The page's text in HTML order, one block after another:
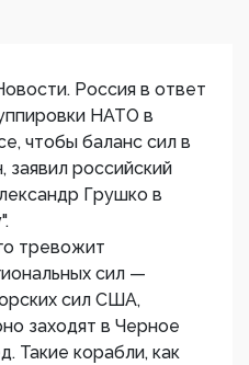
Россия в ответ
НАТО в
чтобы баланс сил в
российский
Грушко в
тревожит
сил —
сил США,
заходят в Черное
Такие корабли, как